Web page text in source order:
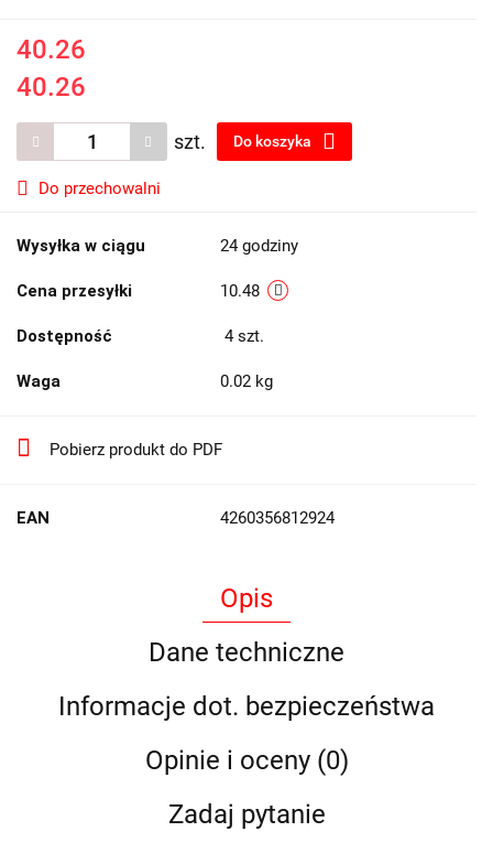
40.26
40.26
szt. Do koszyka
Do przechowalni
Wysyłka w ciągu 24 godziny
Cena przesyłki 10.48
Dostępność 4 szt.
Waga 0.02 kg
Pobierz produkt do PDF
EAN 4260356812924
Opis
Dane techniczne
Informacje dot. bezpieczeństwa
Opinie i oceny (0)
Zadaj pytanie